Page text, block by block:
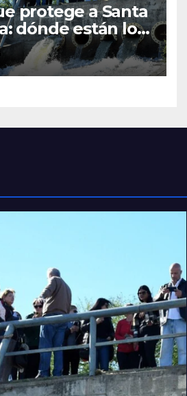
protege a Santa
dónde están los
bombeo